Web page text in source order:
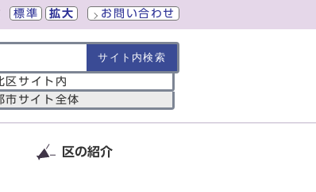
標準 拡大 お問い合わせ
区サイト内
市サイト全体
区の紹介